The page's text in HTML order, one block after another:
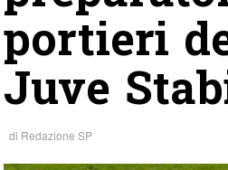
portieri
Juve
di Redazione SP